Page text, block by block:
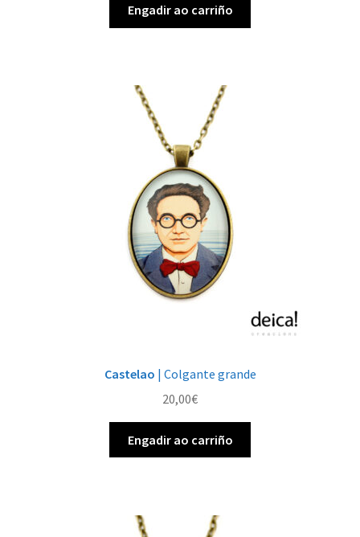
Engadir ao carriño
Castelao | Colgante grande
20,00€
Engadir ao carriño